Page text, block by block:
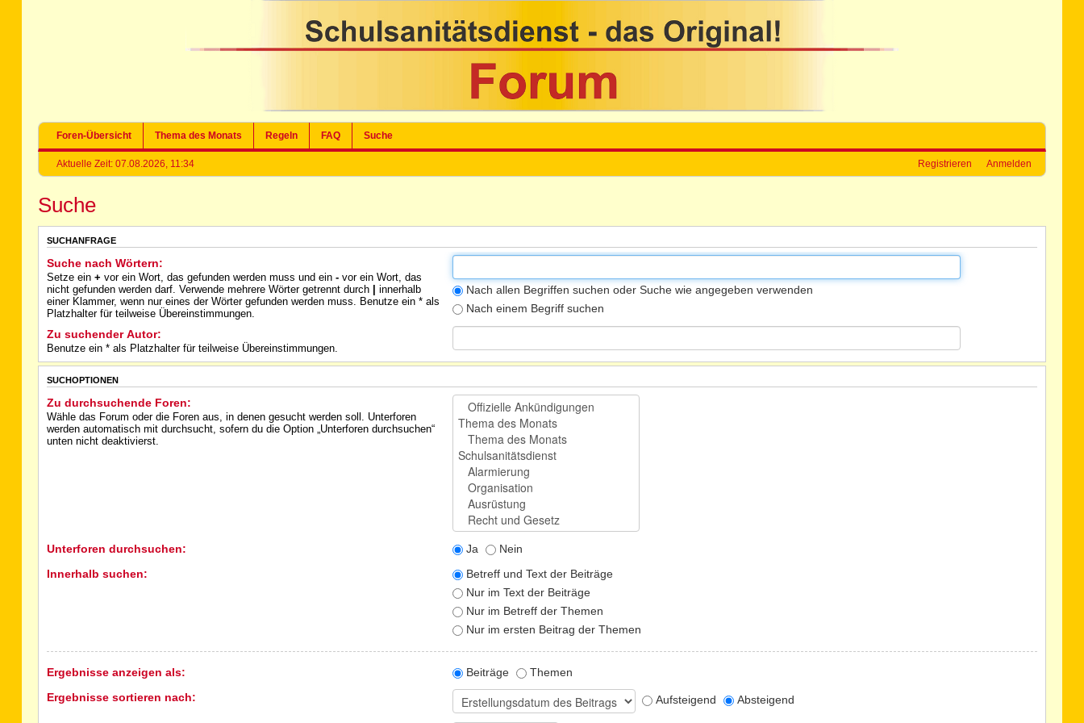
Foren-Übersicht Thema des Monats Regeln FAQ Suche
Aktuelle Zeit: 07.08.2026, 11:34 Registrieren Anmelden
Suche
SUCHANFRAGE
Suche nach Wörtern:
Setze ein+ vor ein Wort, das gefunden werden muss und ein- vor ein Wort, das
nicht gefunden werden darf. Verwende mehrere Wörter getrennt durch
innerhalb
einer Klammer, wenn nur eines der Wörter gefunden werden muss. Benutze ein * als
Platzhalter für teilweise Übereinstimmungen.
Nach allen Begriffen suchen oder Suche wie angegeben verwenden
Nach einem Begriff suchen
Zu suchender Autor:
Benutze ein * als Platzhalter für teilweise Übereinstimmungen.
SUCHOPTIONEN
Zu durchsuchende Foren:
Wähle das Forum oder die Foren aus, in denen gesucht werden soll. Unterforen
werden automatisch mit durchsucht, sofern du die Option „Unterforen durchsuchen“
unten nicht deaktivierst.
Unterforen durchsuchen: Ja
Nein
Innerhalb suchen:
Betreff und Text der Beiträge
Nur im Text der Beiträge
Nur im Betreff der Themen
Nur im ersten Beitrag der Themen
Ergebnisse anzeigen als: Beiträge
Themen
Ergebnisse sortieren nach:
Aufsteigend Absteigend